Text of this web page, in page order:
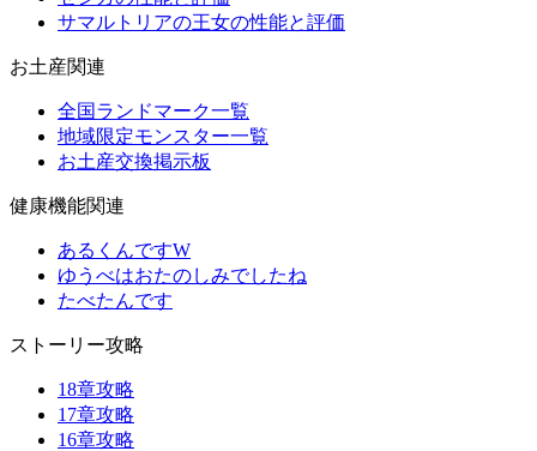
サマルトリアの王女の性能と評価
お土産関連
全国ランドマーク一覧
地域限定モンスター一覧
お土産交換掲示板
健康機能関連
あるくんですW
ゆうべはおたのしみでしたね
たべたんです
ストーリー攻略
18章攻略
17章攻略
16章攻略